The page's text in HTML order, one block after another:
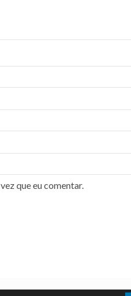
que eu comentar.